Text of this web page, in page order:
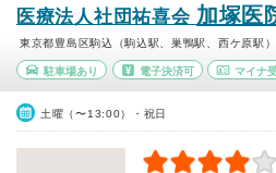
医療法人社団祐喜会 加塚医
東京都豊島区駒込（駒込駅、巣鴨駅、西ケ原駅）
駐車場あり 電子決済可 マイナ
土曜（〜13:00）・祝日